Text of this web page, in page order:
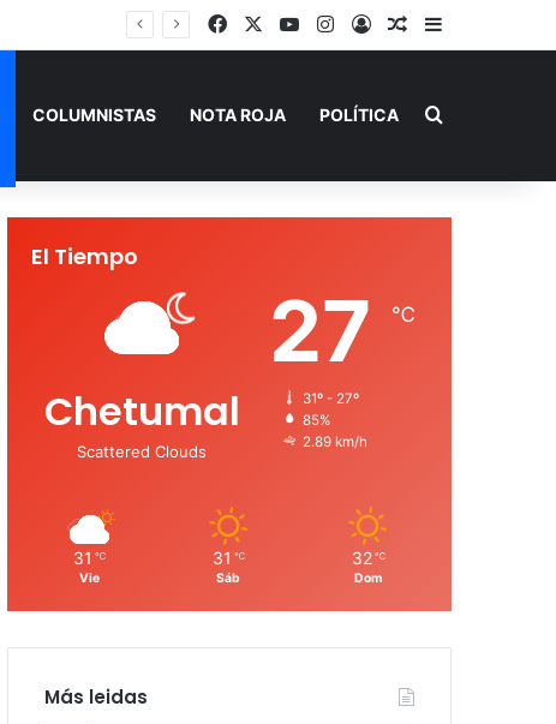
FacebookYouTubeInstagram
AccesoPublicación al
Barra lateral
COLUMNISTAS NOTA ROJA POLÍTICA Buscar por
El Tiempo
Chetumal
Scattered Clouds
27 ℃
31º - 27º
85%
2.89 km/h
31 ℃
Vie
31 ℃
Sáb
32 ℃
Dom
Más leidas